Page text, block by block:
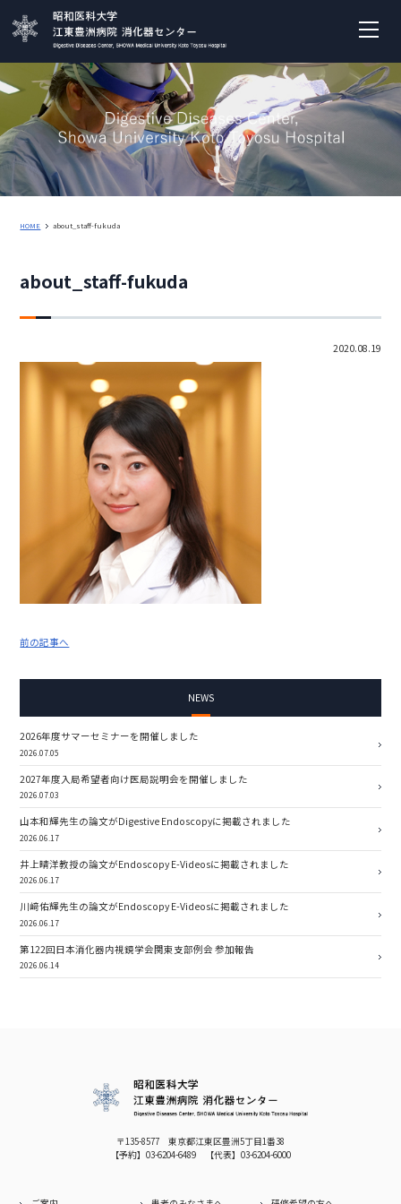
HOME about_staff-fukuda
about_staff-fukuda
2020.08.19
前の記事へ
NEWS
2026年度サマーセミナーを開催しました
2026.07.05
2027年度入局希望者向け医局説明会を開催しました
2026.07.03
山本和輝先生の論文がDigestive Endoscopyに掲載されました
2026.06.17
井上晴洋教授の論文がEndoscopy E-Videosに掲載されました
2026.06.17
川﨑佑輝先生の論文がEndoscopy E-Videosに掲載されました
2026.06.17
第122回日本消化器内視鏡学会関東支部例会 参加報告
2026.06.14
〒135-8577 東京都江東区豊洲5丁目1番38
【予約】 03-6204-6489 【代表】 03-6204-6000